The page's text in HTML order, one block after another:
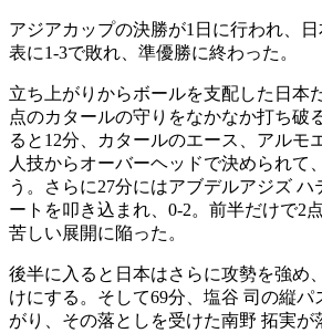
アジアカップの決勝が1日に行われ、
表に1-3で敗れ、準優勝に終わった。
立ち上がりからボールを支配した日本
点のカタールの守りをなかなか打ち破
ると12分、カタールのエース、アルモ
人技からオーバーヘッドで決められて
う。さらに27分にはアブデルアジズ ハ
ートを叩き込まれ、0-2。前半だけで2
苦しい展開に陥った。
後半に入ると日本はさらに攻勢を強め
けにする。そして69分、塩谷 司の縦パ
がり、その落としを受けた南野 拓実が